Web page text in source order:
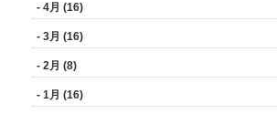
- 4月 (16)
- 3月 (16)
- 2月 (8)
- 1月 (16)